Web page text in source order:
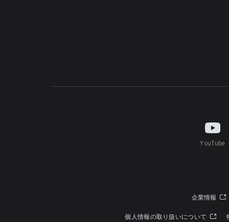
YouTube
企業情報
個人情報の取り扱いについて